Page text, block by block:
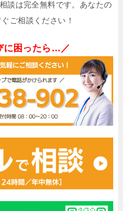
談は完全無料です。あなたの
ご相談ください！
に困ったら…／